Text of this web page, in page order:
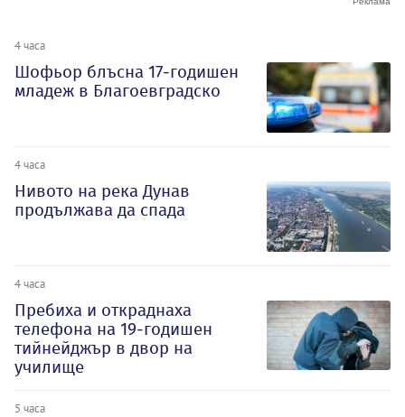
4 часа
Шофьор блъсна 17-годишен
младеж в Благоевградско
4 часа
Нивото на река Дунав
продължава да спада
4 часа
Пребиха и откраднаха
телефона на 19-годишен
тийнейджър в двор на
училище
5 часа